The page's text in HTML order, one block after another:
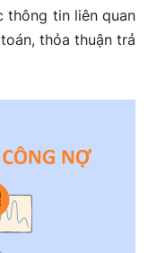
thông tin liên quan
thỏa thuận trả